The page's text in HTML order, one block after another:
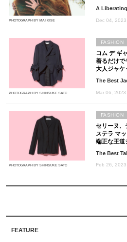
PHOTOGRAPH BY MAI KISE
A
Dec 04, 2023
PHOTOGRAPH BY SHINSUKE SATO
コム デ ギ
着るだけで
大人ジャケ
The Best
Mar 06, 2023
FASHION
PHOTOGRAPH BY SHINSUKE SATO
セリーヌ、
ステラ マ
端正な王道
The Best
Feb 26, 2023
FASHION
FEATURE